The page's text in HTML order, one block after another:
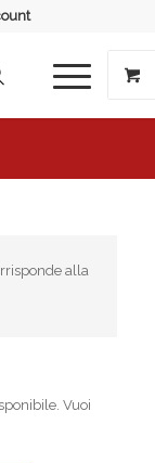
alla
Vuoi